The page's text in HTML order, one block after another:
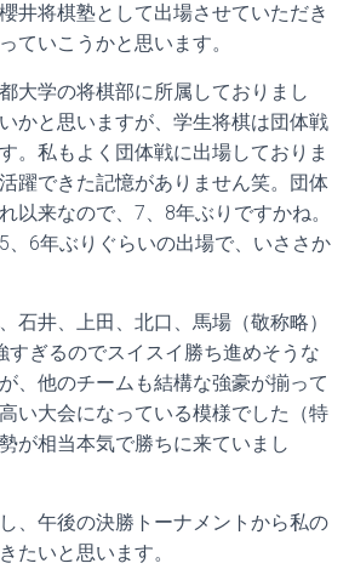
井将棋塾として出場させていただき
ていこうかと思います。
大学の将棋部に所属しておりまし
かと思いますが、学生将棋は団体戦
。私もよく団体戦に出場しておりま
躍できた記憶がありません笑。団体
以来なので、7、8年ぶりですかね。
、6年ぶりぐらいの出場で、いささか
石井、上田、北口、馬場（敬称略）
すぎるのでスイスイ勝ち進めそうな
、他のチームも結構な強豪が揃って
い大会になっている模様でした（特
が相当本気で勝ちに来ていまし
、午後の決勝トーナメントから私の
たいと思います。